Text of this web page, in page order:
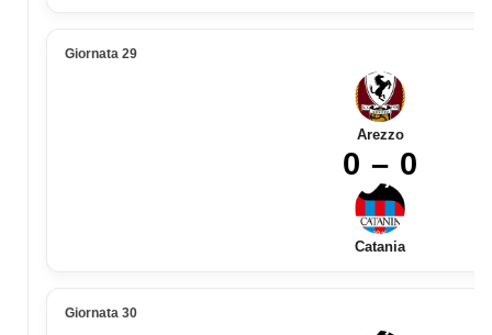
Giornata 29
Arezzo
0 – 0
Catania
Giornata 30